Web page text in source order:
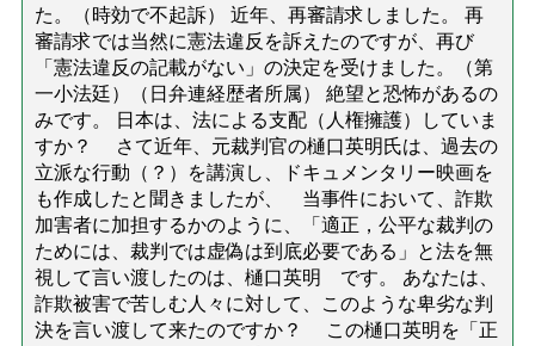
た。（時効で不起訴） 近年、再審請求しました。 再
審請求では当然に憲法違反を訴えたのですが、再び
「憲法違反の記載がない」の決定を受けました。（第
一小法廷）（日弁連経歴者所属） 絶望と恐怖があるの
みです。 日本は、法による支配（人権擁護）していま
すか？ さて近年、元裁判官の樋口英明氏は、過去の
立派な行動（？）を講演し、ドキュメンタリー映画を
も作成したと聞きましたが、 当事件において、詐欺
加害者に加担するかのように、「適正，公平な裁判の
ためには、裁判では虚偽は到底必要である」と法を無
視して言い渡したのは、樋口英明 です。 あなたは、
詐欺被害で苦しむ人々に対して、このような卑劣な判
決を言い渡して来たのですか？ この樋口英明を「正